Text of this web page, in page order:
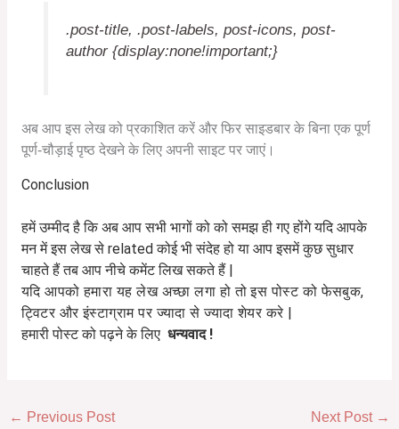
.post-title, .post-labels, post-icons, post-
author {display:none!important;}
अब आप इस लेख को प्रकाशित करें और फिर साइडबार के बिना एक पूर्ण
पूर्ण-चौड़ाई पृष्ठ देखने के लिए अपनी साइट पर जाएं।
Conclusion
हमें उम्मीद है कि अब आप सभी भागों को को समझ ही गए होंगे यदि आपके
मन में इस लेख से related कोई भी संदेह हो या आप इसमें कुछ सुधार
चाहते हैं तब आप नीचे कमेंट लिख सकते हैं |
यदि आपको हमारा यह लेख अच्छा लगा हो तो इस पोस्ट को फेसबुक,
ट्विटर और इंस्टाग्राम पर ज्यादा से ज्यादा शेयर करे |
हमारी पोस्ट को पढ़ने के लिए धन्यवाद !
← Previous Post Next Post →